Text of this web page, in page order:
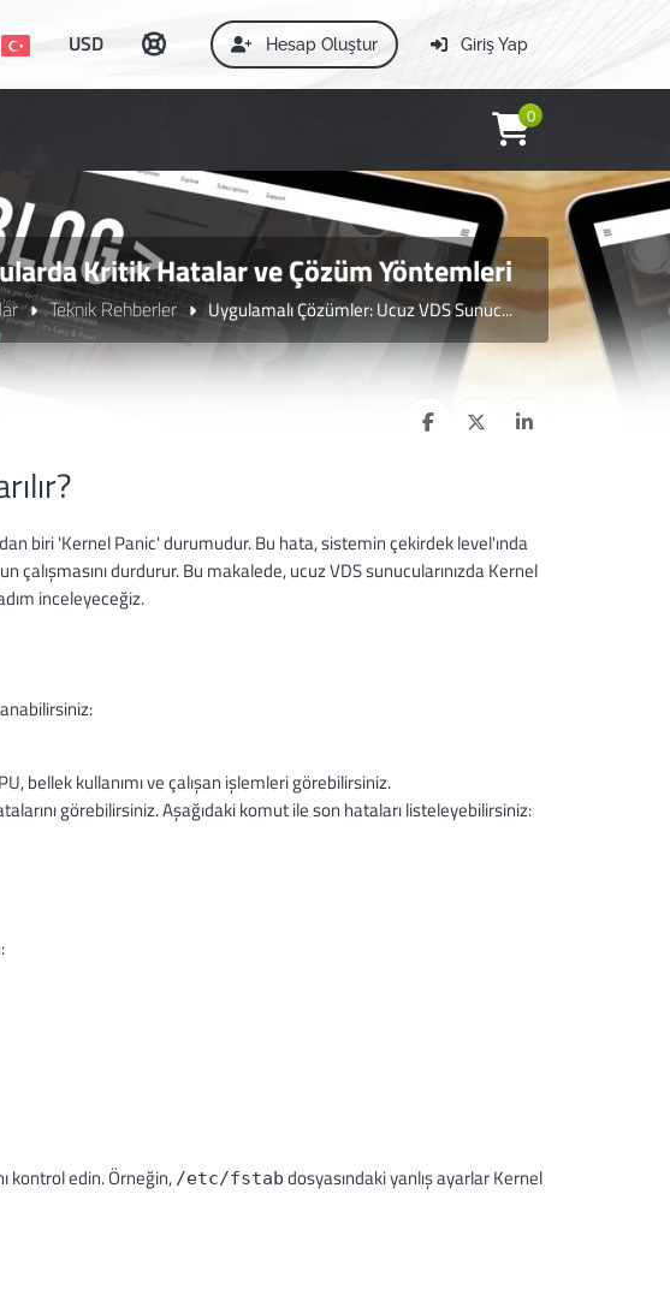
Giriş Yap
Hesap Oluştur
USD
0
Kritik Hatalar ve Çözüm Yöntemleri
Teknik Rehberler Uygulamalı Çözümler: Ucuz VDS Sunuc...
biri 'Kernel Panic' durumudur. Bu hata, sistemin çekirdek level'ında
durdurur. Bu makalede, ucuz VDS sunucularınızda Kernel
inceleyeceğiz.
bellek kullanımı ve çalışan işlemleri görebilirsiniz.
görebilirsiniz. Aşağıdaki komut ile son hataları listeleyebilirsiniz:
kontrol edin. Örneğin, /etc/fstab dosyasındaki yanlış ayarlar Kernel